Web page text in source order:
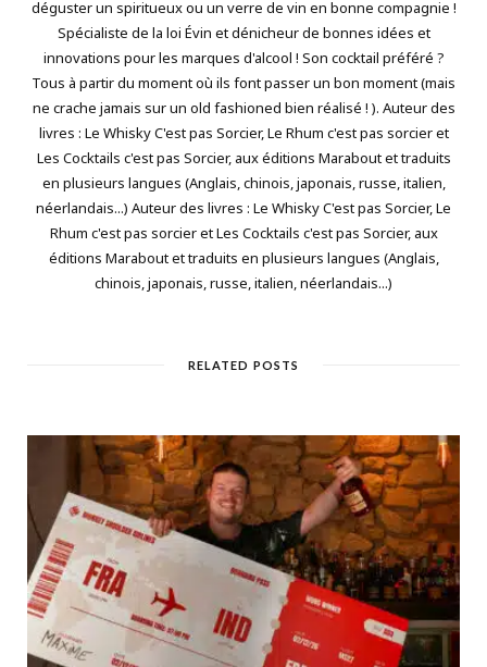
déguster un spiritueux ou un verre de vin en bonne compagnie !
Spécialiste de la loi Évin et dénicheur de bonnes idées et
innovations pour les marques d'alcool ! Son cocktail préféré ?
Tous à partir du moment où ils font passer un bon moment (mais
ne crache jamais sur un old fashioned bien réalisé ! ). Auteur des
livres : Le Whisky C'est pas Sorcier, Le Rhum c'est pas sorcier et
Les Cocktails c'est pas Sorcier, aux éditions Marabout et traduits
en plusieurs langues (Anglais, chinois, japonais, russe, italien,
néerlandais...) Auteur des livres : Le Whisky C'est pas Sorcier, Le
Rhum c'est pas sorcier et Les Cocktails c'est pas Sorcier, aux
éditions Marabout et traduits en plusieurs langues (Anglais,
chinois, japonais, russe, italien, néerlandais...)
RELATED POSTS